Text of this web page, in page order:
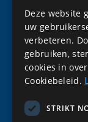
Kennisbank
Downloads
Privacy Statement
Sitemap
LinkedIn
Deze website
uw
verbeteren.
gebruiken,
cookies in
Cookiebeleid.
STRIKT